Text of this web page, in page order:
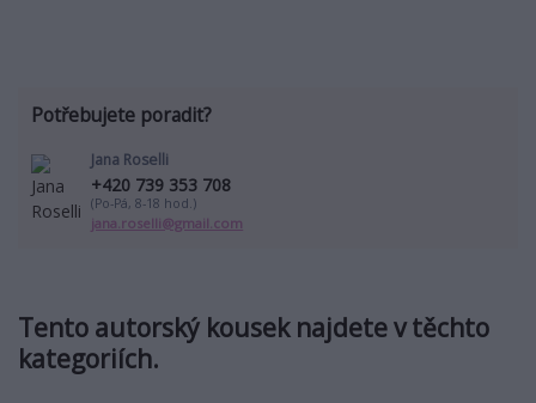
Tento autorský kousek najdete v těchto
kategoriích.
Potřebujete poradit?
Jana Roselli
+420 739 353 708
(Po-Pá, 8-18 hod.)
jana.roselli@gmail.com